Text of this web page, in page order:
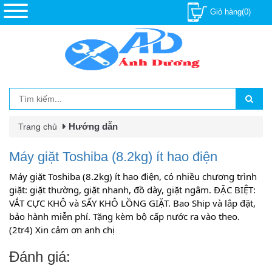
Giỏ hàng(0)
Trang chủ Hướng dẫn
Máy giặt Toshiba (8.2kg) ít hao điện
Máy giặt Toshiba (8.2kg) ít hao điện, có nhiều chương trình
giặt: giặt thường, giặt nhanh, đồ dày, giặt ngâm. ĐẶC BIỆT:
VẮT CỰC KHÔ và SẤY KHÔ LỒNG GIẶT. Bao Ship và lắp đặt,
bảo hành miễn phí. Tặng kèm bộ cấp nước ra vào theo.
(2tr4) Xin cảm ơn anh chị
Đánh giá: